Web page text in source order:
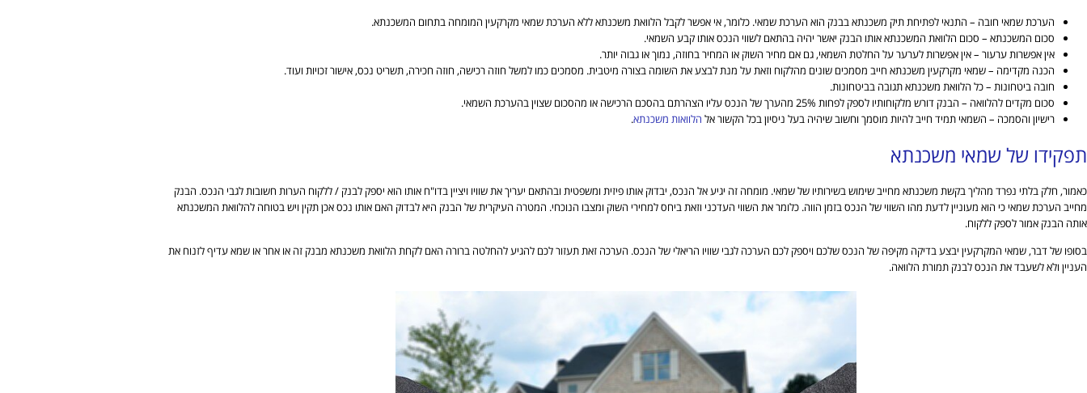
הערכת שמאי חובה – התנאי לפתיחת תיק משכנתא בבנק הוא הערכת שמאי. כלומר, אי אפשר לקבל הלוואת משכנתא ללא הערכת שמאי מקרקעין המומחה בתחום המשכנתא.
סכום המשכנתא – סכום הלוואת המשכנתא אותו הבנק יאשר יהיה בהתאם לשווי הנכס אותו קבע השמאי.
אין אפשרות ערעור – אין אפשרות לערער על החלטת השמאי, גם אם מחיר השוק או המחיר בחוזה, נמוך או גבוה יותר.
הכנה מקדימה – שמאי מקרקעין משכנתא חייב מסמכים שונים מהלקוח וזאת על מנת לבצע את השומה בצורה מיטבית. מסמכים כמו למשל חוזה רכישה, חוזה חכירה, תשריט נכס, אישור זכויות ועוד.
חובה ביטחונות – כל הלוואת משכנתא תגובה בביטחונות.
סכום מקדים להלוואה – הבנק דורש מלקוחותיו לספק לפחות 25% מהערך של הנכס עליו הצהרתם בהסכם הרכישה או מהסכום שצוין בהערכת השמאי.
רישיון והסמכה – השמאי תמיד חייב להיות מוסמך וחשוב שיהיה בעל ניסיון בכל הקשור אל הלוואות משכנתא.
תפקידו של שמאי משכנתא
כאמור, חלק בלתי נפרד מהליך בקשת משכנתא מחייב שימוש בשירותיו של שמאי. מומחה זה יגיע אל הנכס, יבדוק אותו פיזית ומשפטית ובהתאם יעריך את שוויו ויציין בדו"ח אותו הוא יספק לבנק / ללקוח הערות חשובות לגבי הנכס. הבנק
מחייב הערכת שמאי כי הוא מעוניין לדעת מהו השווי של הנכס בזמן הווה. כלומר את השווי העדכני וזאת ביחס למחירי השוק ומצבו הנוכחי. המטרה העיקרית של הבנק היא לבדוק האם אותו נכס אכן תקין ויש בטוחה להלוואת המשכנתא
אותה הבנק אמור לספק ללקוח.
בסופו של דבר, שמאי המקרקעין יבצע בדיקה מקיפה של הנכס שלכם ויספק לכם הערכה לגבי שוויו הריאלי של הנכס. הערכה זאת תעזור לכם להגיע להחלטה ברורה האם לקחת הלוואת משכנתא מבנק זה או אחר או שמא עדיף לזנוח את
העניין ולא לשעבד את הנכס לבנק תמורת הלוואה.